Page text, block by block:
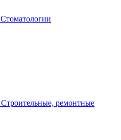
Стоматологии
Строительные, ремонтные